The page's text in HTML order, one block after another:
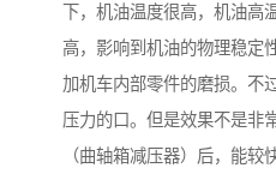
下，机油温度很高，机油高
高，影响到机油的物理稳定
加机车内部零件的磨损。不
压力的口。但是效果不是非
（曲轴箱减压器）后，能较